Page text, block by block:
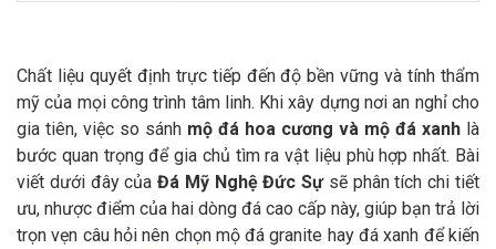
Chất liệu quyết định trực tiếp đến độ bền vững và tính thẩm
mỹ của mọi công trình tâm linh. Khi xây dựng nơi an nghỉ cho
gia tiên, việc so sánh mộ đá hoa cương và mộ đá xanh là
bước quan trọng để gia chủ tìm ra vật liệu phù hợp nhất. Bài
viết dưới đây củaĐá Mỹ Nghệ Đức Sựsẽ phân tích chi tiết
ưu, nhược điểm của hai dòng đá cao cấp này, giúp bạn trả lời
trọn vẹn câu hỏi nên chọn mộ đá granite hay đá xanh để kiến